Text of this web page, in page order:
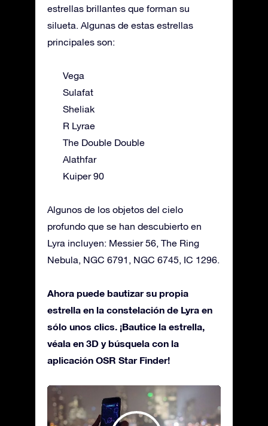
estrellas brillantes que forman su
silueta. Algunas de estas estrellas
principales son:
Vega
Sulafat
Sheliak
R Lyrae
The Double Double
Alathfar
Kuiper 90
Algunos de los objetos del cielo
profundo que se han descubierto en
Lyra incluyen: Messier 56, The Ring
Nebula, NGC 6791, NGC 6745, IC 1296.
Ahora puede bautizar su propia
estrella en la constelación de Lyra en
sólo unos clics. ¡Bautice la estrella,
véala en 3D y búsquela con la
aplicación OSR Star Finder!